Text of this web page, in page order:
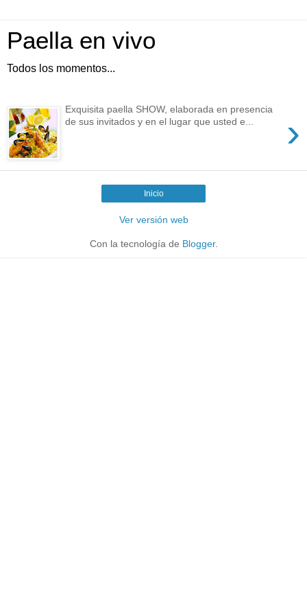
Paella en vivo
Todos los momentos...
›
Exquisita paella SHOW, elaborada en presencia
de sus invitados y en el lugar que usted e...
Inicio
Ver versión web
Con la tecnología de Blogger.